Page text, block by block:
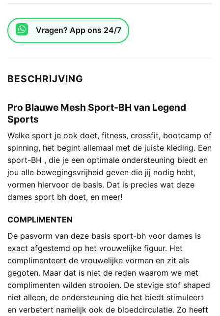
Vragen? App ons 24/7
BESCHRIJVING
Pro Blauwe Mesh Sport-BH van Legend
Sports
Welke sport je ook doet, fitness, crossfit, bootcamp of
spinning, het begint allemaal met de juiste kleding. Een
sport-BH , die je een optimale ondersteuning biedt en
jou alle bewegingsvrijheid geven die jij nodig hebt,
vormen hiervoor de basis. Dat is precies wat deze
dames sport bh doet, en meer!
COMPLIMENTEN
De pasvorm van deze basis sport-bh voor dames is
exact afgestemd op het vrouwelijke figuur. Het
complimenteert de vrouwelijke vormen en zit als
gegoten. Maar dat is niet de reden waarom we met
complimenten wilden strooien. De stevige stof shaped
niet alleen, de ondersteuning die het biedt stimuleert
en verbetert namelijk ook de bloedcirculatie. Zo heeft